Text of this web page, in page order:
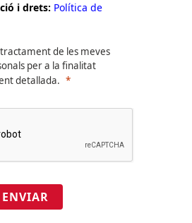
i drets: Política de
de les meves
per a la finalitat
detallada.
ENVIAR